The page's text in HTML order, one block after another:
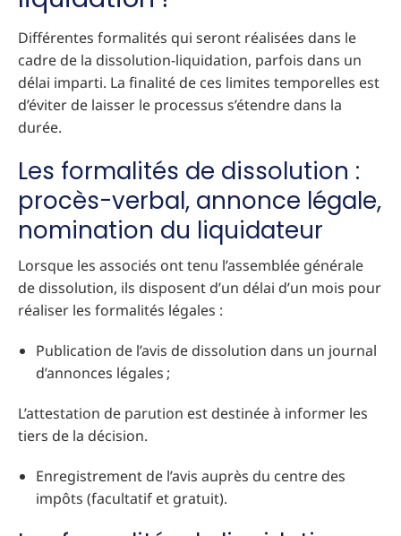
Différentes formalités qui seront réalisées dans le
cadre de la dissolution-liquidation, parfois dans un
délai imparti. La finalité de ces limites temporelles est
d’éviter de laisser le processus s’étendre dans la
durée.
Les formalités de dissolution :
procès-verbal, annonce légale,
nomination du liquidateur
Lorsque les associés ont tenu l’assemblée générale
de dissolution, ils disposent d’un délai d’un mois pour
réaliser les formalités légales :
Publication de l’avis de dissolution dans un journal
d’annonces légales ;
L’attestation de parution est destinée à informer les
tiers de la décision.
Enregistrement de l’avis auprès du centre des
impôts (facultatif et gratuit).